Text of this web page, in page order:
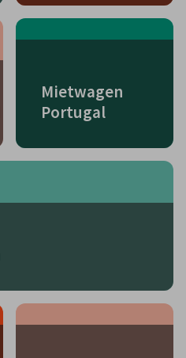
Mietwagen
Portugal